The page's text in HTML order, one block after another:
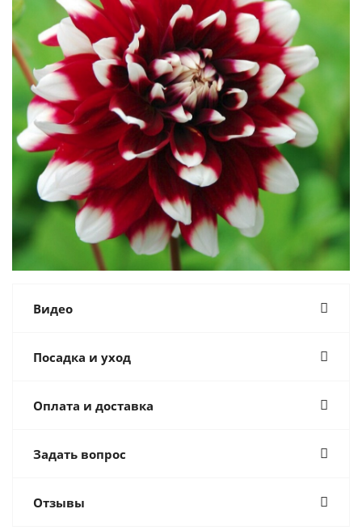
Видео
Посадка и уход
Оплата и доставка
Задать вопрос
Отзывы